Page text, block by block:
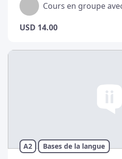
Cours en groupe
USD 14.00
A2
Bases de la langue